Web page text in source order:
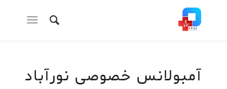
آمبولانس خصوصی نورآباد